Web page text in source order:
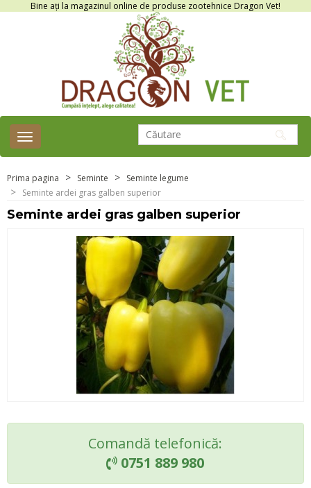
Bine ați la magazinul online de produse zootehnice Dragon Vet!
Toggle
navigation
Prima pagina Seminte
Seminte legume
Seminte ardei gras galben superior
Seminte ardei gras galben superior
Comandă telefonică:
 0751 889 980